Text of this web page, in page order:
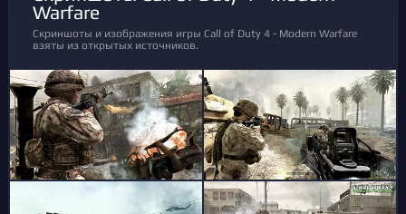
Warfare
Скриншоты и изображения игры Call of Duty 4 - Modern Warfare
взяты из открытых источников.